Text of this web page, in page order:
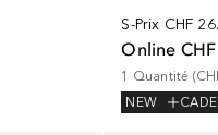
S-Prix CHF
Online
1 Quantité (
NEW